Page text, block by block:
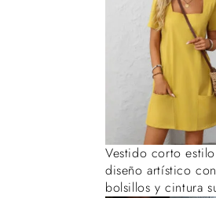
Vestido corto
diseño artístico con
bolsillos y cintura